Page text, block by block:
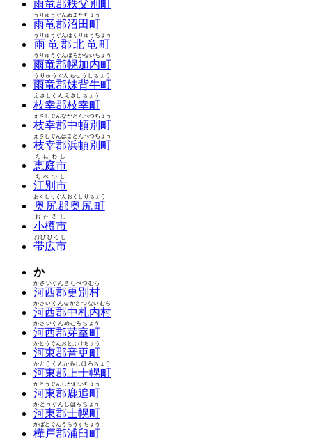
雨竜郡秩父別町
雨竜郡沼田町
うりゅうぐんぬまたちょう
雨竜郡北竜町
うりゅうぐんほくりゅうちょう
雨竜郡幌加内町
うりゅうぐんほろかないちょう
雨竜郡妹背牛町
うりゅうぐんもせうしちょう
枝幸郡枝幸町
えさしぐんえさしちょう
枝幸郡中頓別町
えさしぐんなかとんべつちょう
枝幸郡浜頓別町
えさしぐんはまとんべつちょう
恵庭市
えにわし
江別市
えべつし
奥尻郡奥尻町
おくしりぐんおくしりちょう
小樽市
おたるし
帯広市
おびひろし
か
河西郡更別村
かさいぐんさらべつむら
河西郡中札内村
かさいぐんなかさつないむら
河西郡芽室町
かさいぐんめむろちょう
河東郡音更町
かとうぐんおとふけちょう
河東郡上士幌町
かとうぐんかみしほろちょう
河東郡鹿追町
かとうぐんしかおいちょう
河東郡士幌町
かとうぐんしほろちょう
樺戸郡浦臼町
かばとぐんうらうすちょう